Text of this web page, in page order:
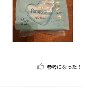
参考になった！